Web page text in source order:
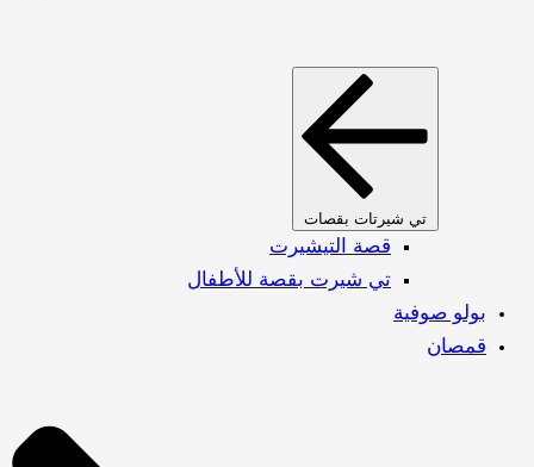
تي شيرتات بقصات
قصة التيشيرت
تي شيرت بقصة للأطفال
بولو صوفية
قمصان